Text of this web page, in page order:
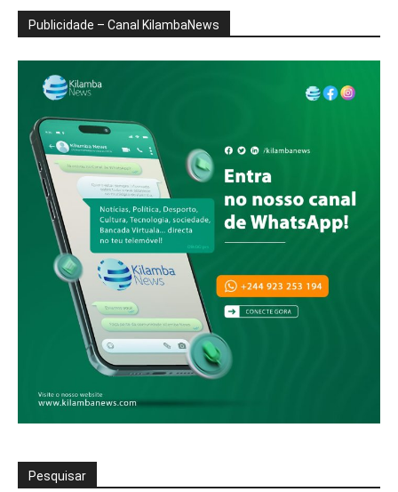
Publicidade – Canal KilambaNews
Pesquisar